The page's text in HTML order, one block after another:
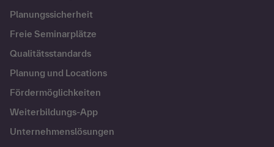
Planungssicherheit
Freie Seminarplätze
Qualitätsstandards
Planung und Locations
Fördermöglichkeiten
Weiterbildungs-App
Unternehmenslösungen